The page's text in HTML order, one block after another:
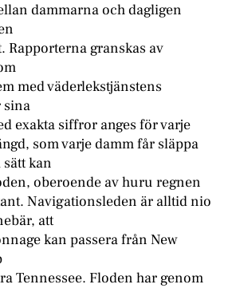
dammarna och dagligen
Rapporterna granskas av
med väderlekstjänstens
sina
exakta siffror anges för varje
som varje damm får släppa
kan
oberoende av huru regnen
Navigationsleden är alltid nio
att
kan passera från New
Tennessee. Floden har genom